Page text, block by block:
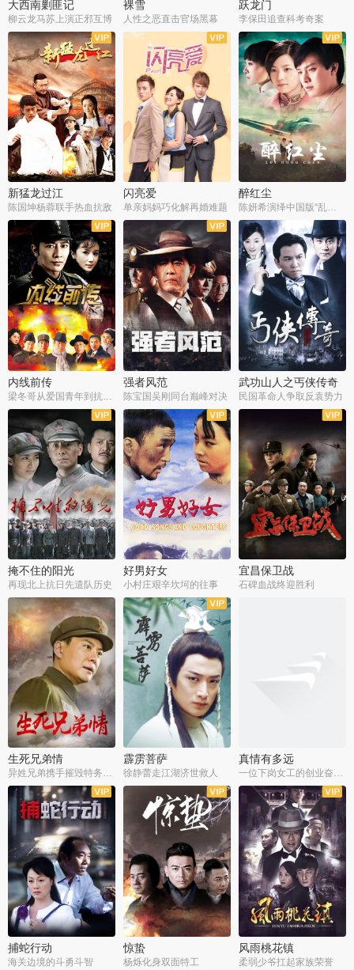
大西南剿匪记
柳云龙马苏上演正邪互博
裸雪
人性之恶直击官场黑幕
跃龙门
李保田追查科考奇案
全36集
新猛龙过江
陈国坤杨蓉联手热血抗敌
全37集
闪亮爱
单亲妈妈巧化解再婚难题
全30集
醉红尘
陈妍希演绎中国版“乱世佳人”
全30集
内线前传
全30集
强者风范
陈宝国吴刚同台巅峰对决
全30集
武功山人之丐侠传奇
民国革命人争取反袁势力
全38集
掩不住的阳光
再现北上抗日先遣队历史
全9集
好男好女
小村庄艰辛坎坷的往事
全35集
宜昌保卫战
石碑血战终迎胜利
全37集
生死兄弟情
异姓兄弟携手摧毁特务阴谋
全40集
霹雳菩萨
徐静蕾走江湖济世救人
真情有多远
一位下岗女工的创业奋斗史
全22集
捕蛇行动
海关边境的斗勇斗智
全39集
惊蛰
杨烁化身双面特工
全36集
风雨桃花镇
柔弱少爷扛起家族荣誉